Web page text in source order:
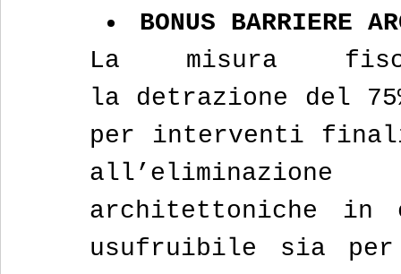
BONUS BARRIERE
La misura
la detrazione del
per interventi
architettoniche
usufruibile sia